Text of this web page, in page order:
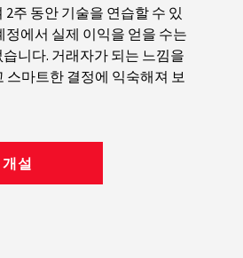
2주 동안 기술을 연습할 수 있
정에서 실제 이익을 얻을 수는
니다. 거래자가 되는 느낌을
스마트한 결정에 익숙해져 보
설